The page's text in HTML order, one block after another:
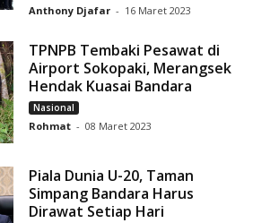
Anthony Djafar - 16 Maret 2023
TPNPB Tembaki Pesawat di
Airport Sokopaki, Merangsek
Hendak Kuasai Bandara
Nasional
Rohmat - 08 Maret 2023
Piala Dunia U-20, Taman
Simpang Bandara Harus
Dirawat Setiap Hari